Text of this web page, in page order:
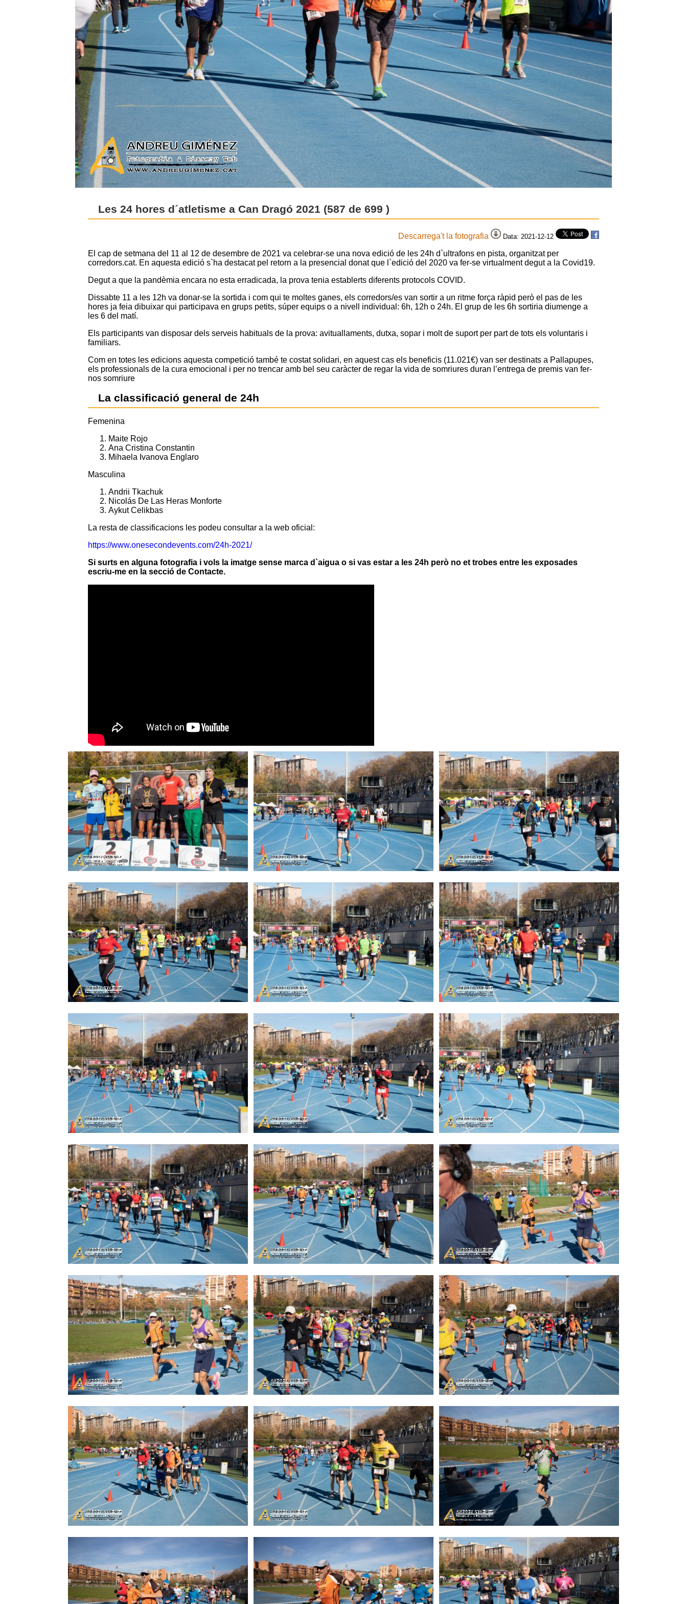
Les 24 hores d´atletisme a Can Dragó 2021 (587 de 699 )
Descarrega't la fotografia Data: 2021-12-12
El cap de setmana del 11 al 12 de desembre de 2021 va celebrar-se una nova edició de les 24h d`ultrafons en pista, organitzat per
corredors.cat. En aquesta edició s`ha destacat pel retorn a la presencial donat que l`edició del 2020 va fer-se virtualment degut a la Covid19.
Degut a que la pandèmia encara no esta erradicada, la prova tenia establerts diferents protocols COVID.
Dissabte 11 a les 12h va donar-se la sortida i com qui te moltes ganes, els corredors/es van sortir a un ritme força ràpid però el pas de les
hores ja feia dibuixar qui participava en grups petits, súper equips o a nivell individual: 6h, 12h o 24h. El grup de les 6h sortiria diumenge a
les 6 del matí.
Els participants van disposar dels serveis habituals de la prova: avituallaments, dutxa, sopar i molt de suport per part de tots els voluntaris i
familiars.
Com en totes les edicions aquesta competició també te costat solidari, en aquest cas els beneficis (11.021€) van ser destinats a Pallapupes,
els professionals de la cura emocional i per no trencar amb bel seu caràcter de regar la vida de somriures duran l’entrega de premis van fer-
nos somriure
La classificació general de 24h
Femenina
Maite Rojo
Ana Cristina Constantin
Mihaela Ivanova Englaro
Masculina
Andrii Tkachuk
Nicolás De Las Heras Monforte
Aykut Celikbas
La resta de classificacions les podeu consultar a la web oficial:
https://www.onesecondevents.com/24h-2021/
Si surts en alguna fotografia i vols la imatge sense marca d`aigua o si vas estar a les 24h però no et trobes entre les exposades
escriu-me en la secció de Contacte.